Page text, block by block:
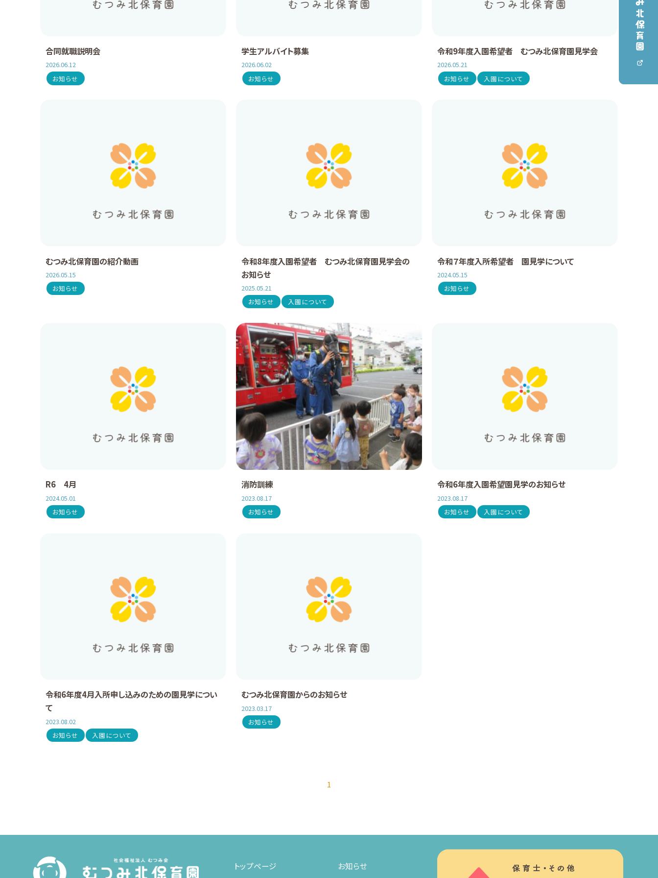
合同就職説明会
2026.06.12
お知らせ
学生アルバイト募集
2026.06.02
お知らせ
令和9年度入園希望者 むつみ北保育園見学会
2026.05.21
お知らせ
入園について
むつみ北保育園の紹介動画
2026.05.15
お知らせ
令和8年度入園希望者 むつみ北保育園見学会の
お知らせ
2025.05.21
お知らせ
入園について
令和７年度入所希望者 園見学について
2024.05.15
お知らせ
R6 4月
2024.05.01
お知らせ
消防訓練
2023.08.17
お知らせ
令和6年度入園希望園見学のお知らせ
2023.08.17
お知らせ
入園について
令和6年度4月入所申し込みのための園見学につい
て
2023.08.02
お知らせ
入園について
むつみ北保育園からのお知らせ
2023.03.17
お知らせ
1
トップページ
お知らせ